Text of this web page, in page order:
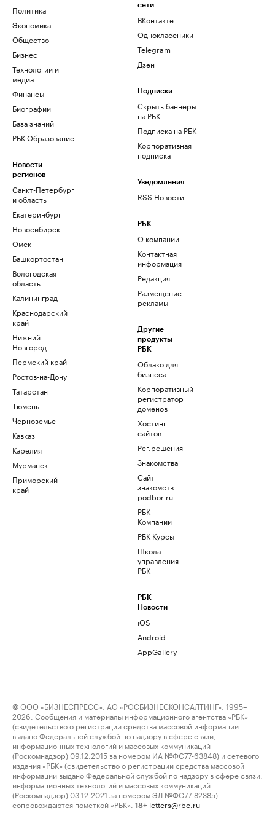
Политика
Экономика
Общество
Бизнес
Технологии и
медиа
Финансы
Биографии
База знаний
РБК Образование
Новости
регионов
Санкт-Петербург
и область
Екатеринбург
Новосибирск
Омск
Башкортостан
Вологодская
область
Калининград
Краснодарский
край
Нижний
Новгород
Пермский край
Ростов-на-Дону
Татарстан
Тюмень
Черноземье
Кавказ
Карелия
Мурманск
Приморский
край
сети
ВКонтакте
Одноклассники
Telegram
Дзен
Подписки
Скрыть баннеры
на РБК
Подписка на РБК
Корпоративная
подписка
Уведомления
RSS Новости
РБК
О компании
Контактная
информация
Редакция
Размещение
рекламы
Другие
продукты
РБК
Облако для
бизнеса
Корпоративный
регистратор
доменов
Хостинг
сайтов
Рег.решения
Знакомства
Сайт
знакомств
podbor.ru
РБК
Компании
РБК Курсы
Школа
управления
РБК
РБК
Новости
iOS
Android
AppGallery
© ООО «БИЗНЕСПРЕСС», АО «РОСБИЗНЕСКОНСАЛТИНГ», 1995–
2026. Сообщения и материалы информационного агентства «РБК»
(свидетельство о регистрации средства массовой информации
выдано Федеральной службой по надзору в сфере связи,
информационных технологий и массовых коммуникаций
(Роскомнадзор) 09.12.2015 за номером ИА №ФС77-63848) и сетевого
издания «РБК» (свидетельство о регистрации средства массовой
информации выдано Федеральной службой по надзору в сфере связи,
информационных технологий и массовых коммуникаций
(Роскомнадзор) 03.12.2021 за номером ЭЛ №ФС77-82385)
сопровождаются пометкой «РБК».
18+ letters@rbc.ru